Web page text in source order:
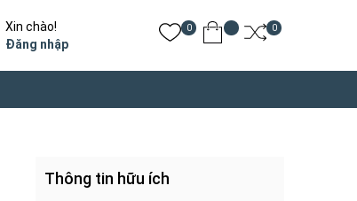
Xin chào!
Đăng nhập
0 0
Thông tin hữu ích